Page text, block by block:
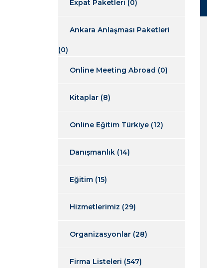
Expat Paketleri (0)
Ankara Anlaşması Paketleri
(0)
Online Meeting Abroad (0)
Kitaplar (8)
Online Eğitim Türkiye (12)
Danışmanlık (14)
Eğitim (15)
Hizmetlerimiz (29)
Organizasyonlar (28)
Firma Listeleri (547)